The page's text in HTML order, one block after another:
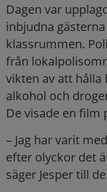
Dagen var
inbjudna
klassrummen.
från
vikten av att hålla
alkohol och
De visade en film
– Jag har varit
efter olyckor det
säger Jesper till